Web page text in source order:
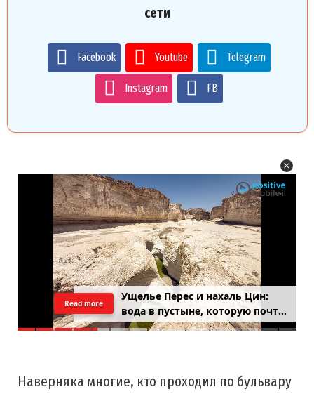
сети
Facebook Youtube Telegram
Instagram FB
Ущелье Перес и нахаль Цин:
вода в пустыне, которую почти
никто не застаёт
Read more
Наверняка многие, кто проходил по бульвару